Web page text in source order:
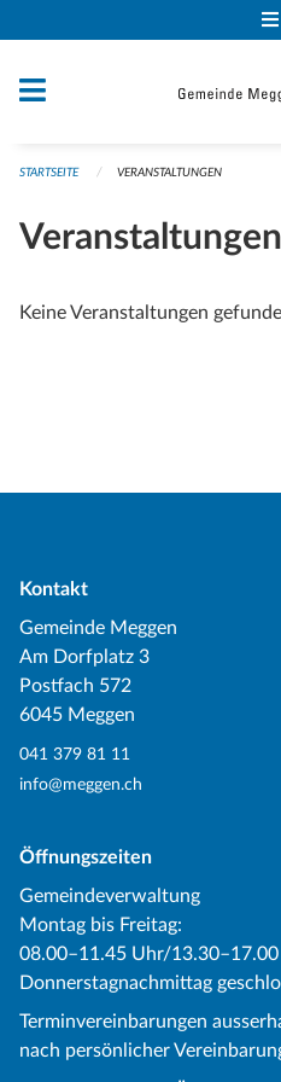
STARTSEITE VERANSTALTUNGEN
Veranstaltungen
Keine Veranstaltungen
Kontakt
Gemeinde Meggen
Am Dorfplatz 3
Postfach 572
6045 Meggen
041 379 81 11
info@meggen.ch
Öffnungszeiten
Gemeindeverwaltung
Montag bis Freitag:
08.00–11.45 Uhr/
Donnerstagnachmittag
Terminvereinbarungen
nach persönlicher